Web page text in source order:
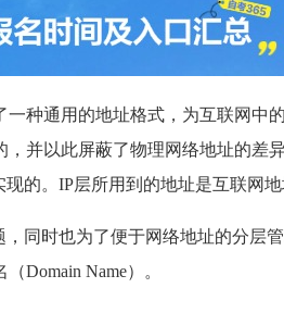
一种通用的地址格式，为互联网中
，并以此屏蔽了物理网络地址的差
的。IP层所用到的地址是互联网地
，同时也为了便于网络地址的分层
Domain Name）。